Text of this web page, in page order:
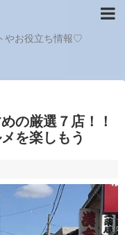
やお役立ち情報♡
の厳選７店！！
を楽しもう